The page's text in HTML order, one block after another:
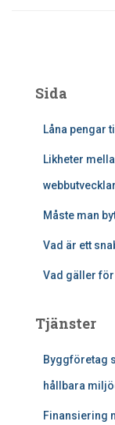
Sida
Låna pengar
Likheter
Måste man
Vad är ett
Vad gäller
Tjänster
Byggföretag
hållbara
Finansiering